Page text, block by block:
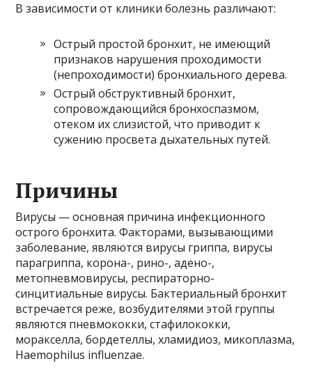
В зависимости от клиники болезнь различают:
Острый простой бронхит, не имеющий
признаков нарушения проходимости
(непроходимости) бронхиального дерева.
Острый обструктивный бронхит,
сопровождающийся бронхоспазмом,
отеком их слизистой, что приводит к
сужению просвета дыхательных путей.
Причины
Вирусы — основная причина инфекционного
острого бронхита. Факторами, вызывающими
заболевание, являются вирусы гриппа, вирусы
парагриппа, корона-, рино-, адено-,
метопневмовирусы, респираторно-
синцитиальные вирусы. Бактериальный бронхит
встречается реже, возбудителями этой группы
являются пневмококки, стафилококки,
моракселла, бордетеллы, хламидиоз, микоплазма,
Haemophilus influenzae.